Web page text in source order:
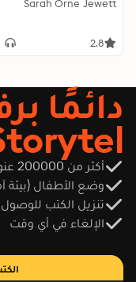
Sarah Orne Jewett
2.8
دائمًا
أكثر من 200000 عنوان
وضع الأطفال (بيئة
تنزيل الكتب للوصول
الإلغاء في أي وقت